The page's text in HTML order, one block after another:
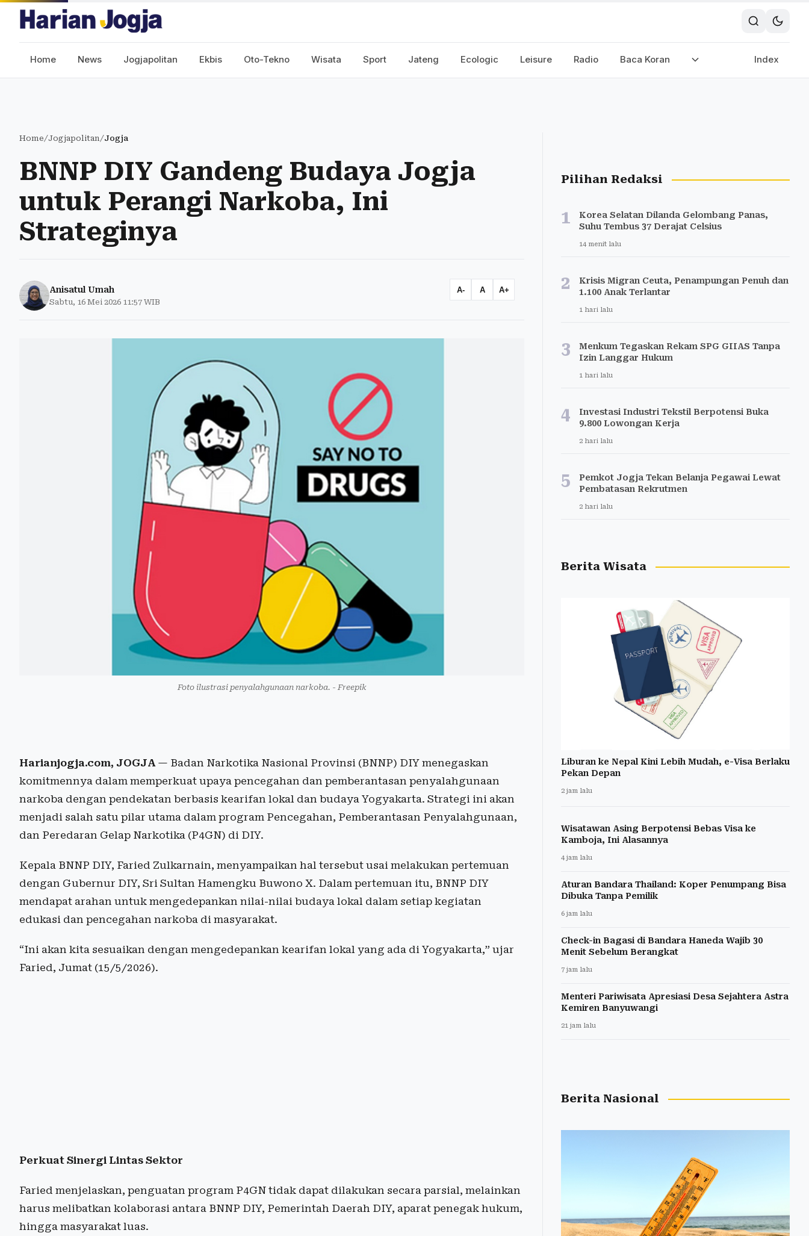
Home News Jogjapolitan Ekbis Oto-Tekno Wisata Sport Jateng Ecologic Leisure Radio Baca Koran Index
Home/Jogjapolitan/Jogja
BNNP DIY Gandeng Budaya Jogja
untuk Perangi Narkoba, Ini
Strateginya
Anisatul Umah
Sabtu, 16 Mei 2026 11:57 WIB
A- A A+
Foto ilustrasi penyalahgunaan narkoba. - Freepik
Harianjogja.com, JOGJA — Badan Narkotika Nasional Provinsi (BNNP) DIY menegaskan
komitmennya dalam memperkuat upaya pencegahan dan pemberantasan penyalahgunaan
narkoba dengan pendekatan berbasis kearifan lokal dan budaya Yogyakarta. Strategi ini akan
menjadi salah satu pilar utama dalam program Pencegahan, Pemberantasan Penyalahgunaan,
dan Peredaran Gelap Narkotika (P4GN) di DIY.
Kepala BNNP DIY, Faried Zulkarnain, menyampaikan hal tersebut usai melakukan pertemuan
dengan Gubernur DIY, Sri Sultan Hamengku Buwono X. Dalam pertemuan itu, BNNP DIY
mendapat arahan untuk mengedepankan nilai-nilai budaya lokal dalam setiap kegiatan
edukasi dan pencegahan narkoba di masyarakat.
“Ini akan kita sesuaikan dengan mengedepankan kearifan lokal yang ada di Yogyakarta,” ujar
Faried, Jumat (15/5/2026).
Perkuat Sinergi Lintas Sektor
Faried menjelaskan, penguatan program P4GN tidak dapat dilakukan secara parsial, melainkan
harus melibatkan kolaborasi antara BNNP DIY, Pemerintah Daerah DIY, aparat penegak hukum,
hingga masyarakat luas.
Pilihan Redaksi
1
Korea Selatan Dilanda Gelombang Panas,
Suhu Tembus 37 Derajat Celsius
14 menit lalu
2
Krisis Migran Ceuta, Penampungan Penuh dan
1.100 Anak Terlantar
1 hari lalu
3
Menkum Tegaskan Rekam SPG GIIAS Tanpa
Izin Langgar Hukum
1 hari lalu
4
Investasi Industri Tekstil Berpotensi Buka
9.800 Lowongan Kerja
2 hari lalu
5
Pemkot Jogja Tekan Belanja Pegawai Lewat
Pembatasan Rekrutmen
2 hari lalu
Berita Wisata
Liburan ke Nepal Kini Lebih Mudah, e-Visa Berlaku
Pekan Depan
2 jam lalu
Wisatawan Asing Berpotensi Bebas Visa ke
Kamboja, Ini Alasannya
4 jam lalu
Aturan Bandara Thailand: Koper Penumpang Bisa
Dibuka Tanpa Pemilik
6 jam lalu
Check-in Bagasi di Bandara Haneda Wajib 30
Menit Sebelum Berangkat
7 jam lalu
Menteri Pariwisata Apresiasi Desa Sejahtera Astra
Kemiren Banyuwangi
21 jam lalu
Berita Nasional